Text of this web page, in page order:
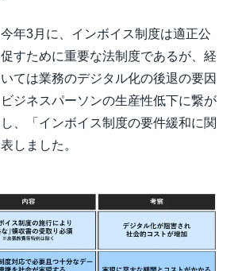
教育機関等
年3月に、インボイス制度は適正公
すために重要な法制度であるが、経
ては業務のデジタル化の後退の要因
ジネスパーソンの生産性低下に繋が
、「インボイス制度の要件緩和に関
しました。